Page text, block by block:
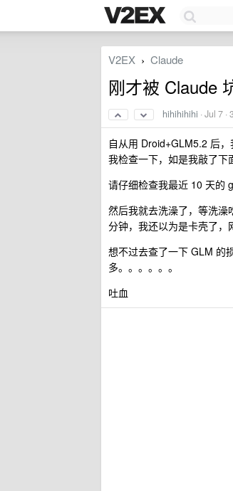
V2EX › Claude
刚才被 Claude
hihihihihi ·Jul 7 ·
自从用 Droid+GLM5.2 后
我检查一下，如是我敲了下
请仔细检查我最近 10 天的
然后我就去洗澡了，等洗
分钟，我还以为是卡壳了，
想不过去查了一下 GLM 的
多。。。。。。
吐血